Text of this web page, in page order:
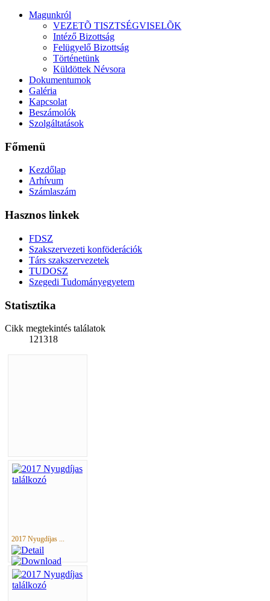
Magunkról
VEZETÕ TISZTSÉGVISELÕK
Intéző Bizottság
Felügyelő Bizottság
Történetünk
Küldöttek Névsora
Dokumentumok
Galéria
Kapcsolat
Beszámolók
Szolgáltatások
Főmenü
Kezdőlap
Arhívum
Számlaszám
Hasznos linkek
FDSZ
Szakszervezeti konföderációk
Társ szakszervezetek
TUDOSZ
Szegedi Tudományegyetem
Statisztika
Cikk megtekintés találatok
121318
2017 Nyugdíjas ...